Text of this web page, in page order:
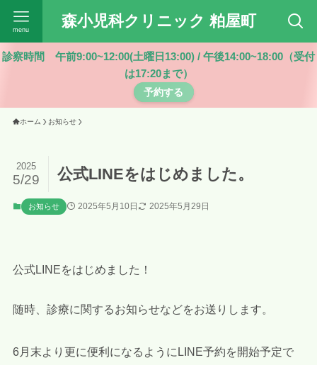
森小児科クリニック 粕屋町
menu
診察時間 午前9:00~12:00(土曜日13:00) / 午後14:00~18:00（受付
は17:20まで）
予約する
ホーム お知らせ
公式LINEをはじめました。
2025
5/29
お知らせ 2025年5月10日 2025年5月29日
公式LINEをはじめました！
随時、診療に関するお知らせなどをお送りします。
6月末より更に便利になるようにLINE予約を開始予定で